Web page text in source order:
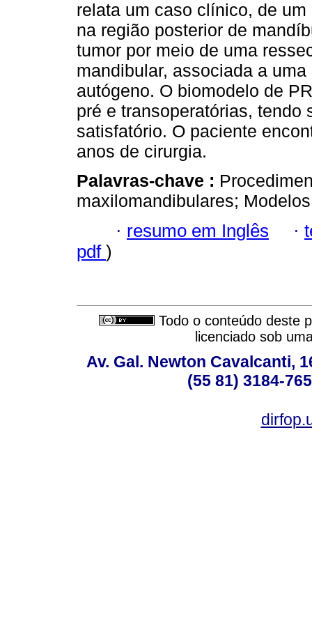
relata um caso clínico, de
na região posterior de
tumor por meio de uma
mandibular, associada a
autógeno. O biomodelo de
pré e transoperatórias, tendo
satisfatório. O paciente
anos de cirurgia.
Palavras-chave :
maxilomandibulares;
· resumo em Inglês ·
pdf )
Todo o conteúdo deste
licenciado sob
Av. Gal. Newton Cavalcanti,
(55 81) 3184-